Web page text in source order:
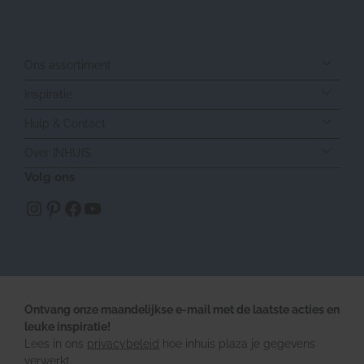
Ontvang onze maandelijkse e-mail met de laatste acties en
leuke inspiratie!
Lees in ons privacybeleid
hoe inhuis plaza je gegevens
verwerkt.